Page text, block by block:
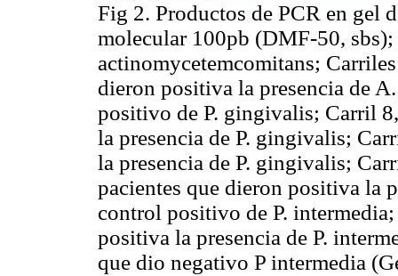
Fig 2. Productos de PCR en gel
molecular 100pb (DMF-50, sbs);
actinomycetemcomitans;
dieron positiva la presencia de
positivo de P. gingivalis; Carril
la presencia de P. gingivalis;
la presencia de P. gingivalis;
pacientes que dieron positiva la
control positivo de P. intermedia
positiva la presencia de P.
que dio negativo P intermedia